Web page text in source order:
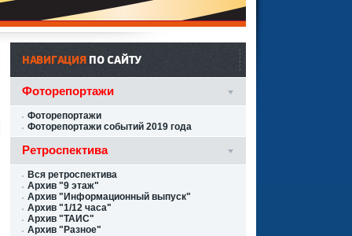
НАВИГАЦИЯПО САЙТУ
Фоторепортажи
Фоторепортажи
Фоторепортажи событий 2019 года
Ретроспектива
Вся ретроспектива
Архив "9 этаж"
Архив "Информационный выпуск"
Архив "1/12 часа"
Архив "ТАИС"
Архив "Разное"